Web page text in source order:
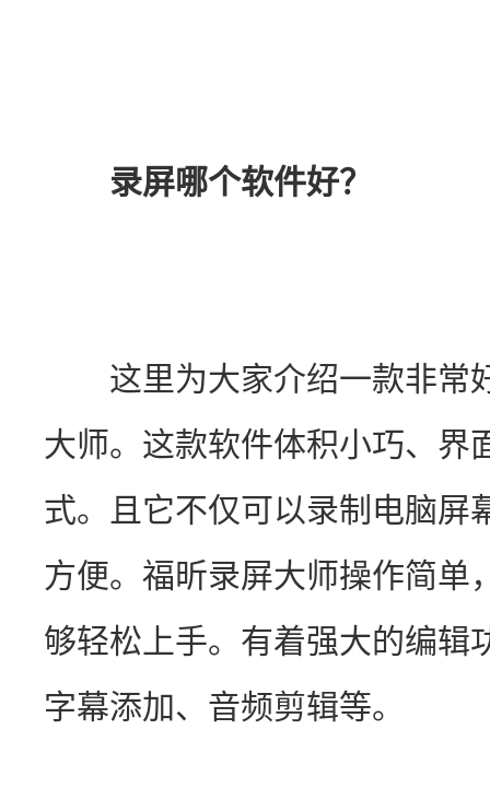
录屏哪个软件好？
这里为大家介绍一款非常
大师。这款软件体积小巧、界
式。且它不仅可以录制电脑屏
方便。福昕录屏大师操作简单
够轻松上手。有着强大的编辑
字幕添加、音频剪辑等。